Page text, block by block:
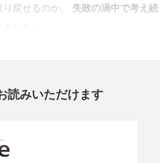
戻せるのか。 失敗の渦中で考え続
読みいただけます